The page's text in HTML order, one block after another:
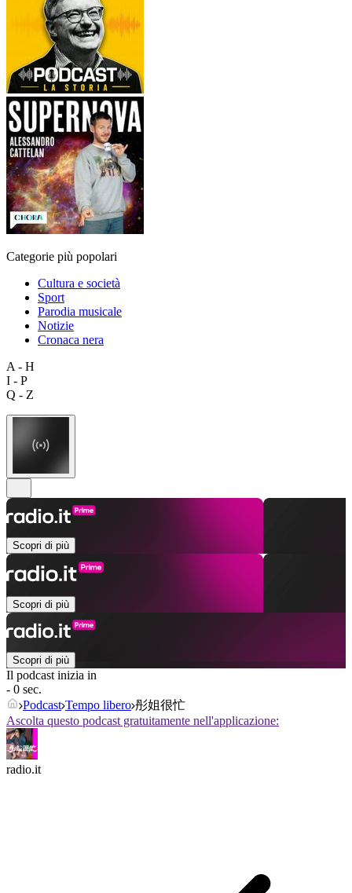
Categorie più popolari
Cultura e società
Sport
Parodia musicale
Notizie
Cronaca nera
A - H
I - P
Q - Z
Scopri di più
Scopri di più
Scopri di più
Il podcast inizia in
- 0 sec.
Podcast Tempo libero 彤姐很忙
Ascolta questo podcast gratuitamente nell'applicazione:
radio.it